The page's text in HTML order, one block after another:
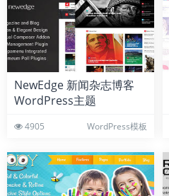
NewEdge 新闻杂志博客
WordPress主题
4905 WordPress模板